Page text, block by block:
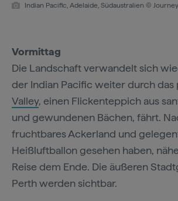
Indian Pacific, Adelaide, Südaustralien ©
Vormittag
Die Landschaft verwandelt sich
der Indian Pacific weiter durch das
Valley, einen Flickenteppich aus
und gewundenen Bächen, fährt.
fruchtbares Ackerland und
Heißluftballon gesehen haben,
Reise dem Ende. Die äußeren
Perth werden sichtbar.